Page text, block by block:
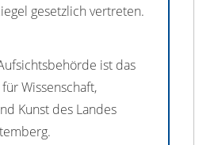
gesetzlich vertreten.
ist das
Wissenschaft,
Kunst des Landes